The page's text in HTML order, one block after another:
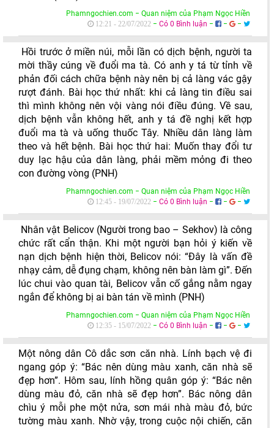
Phamngochien.com − Quan niệm của Phạm Ngọc Hiền
12:21 - 22/07/2022 − Có 0 Bình luận − − −
Hồi trước ở miền núi, mỗi lần có dịch bệnh, người ta
mời thầy cúng về đuổi ma tà. Có anh y tá từ tỉnh về
phản đối cách chữa bệnh này nên bị cả làng vác gậy
rượt đánh. Bài học thứ nhất: khi cả làng tin điều sai
thì mình không nên vội vàng nói điều đúng. Về sau,
dịch bệnh vẫn không hết, anh y tá đề nghị kết hợp
đuổi ma tà và uống thuốc Tây. Nhiều dân làng làm
theo và hết bệnh. Bài học thứ hai: Muốn thay đổi tư
duy lạc hậu của dân làng, phải mềm mỏng đi theo
con đường vòng (PNH)
Phamngochien.com − Quan niệm của Phạm Ngọc Hiền
12:45 - 19/07/2022 − Có 0 Bình luận − − −
Nhân vật Belicov (Người trong bao – Sekhov) là công
chức rất cẩn thận. Khi một người bạn hỏi ý kiến về
nạn dịch bệnh hiện thời, Belicov nói: “Đây là vấn đề
nhạy cảm, dễ đụng chạm, không nên bàn làm gì”. Đến
lúc chui vào quan tài, Belicov vẫn cố gắng nằm ngay
ngắn để không bị ai bàn tán về mình (PNH)
Phamngochien.com − Quan niệm của Phạm Ngọc Hiền
12:35 - 15/07/2022 − Có 0 Bình luận − − −
Một nông dân Cô dắc sơn căn nhà. Lính bạch vệ đi
ngang góp ý: “Bác nên dùng màu xanh, căn nhà sẽ
đẹp hơn”. Hôm sau, lính hồng quân góp ý: “Bác nên
dùng màu đỏ, căn nhà sẽ đẹp hơn”. Bác nông dân
chìu ý mỗi phe một nửa, sơn mái nhà màu đỏ, bức
tường màu xanh. Nhờ vậy, trong cuộc nội chiến, căn